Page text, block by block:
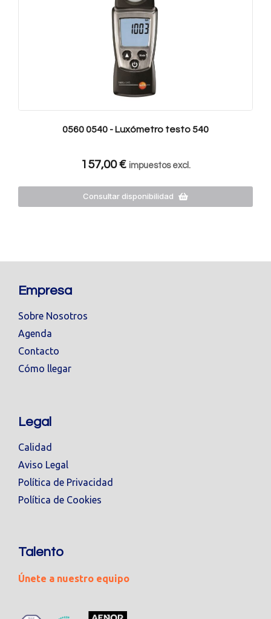
0560 0540 - Luxómetro testo 540
157,00€ impuestos excl.
Consultar disponibilidad
Empresa
Sobre Nosotros
Agenda
Contacto
Cómo llegar
Legal
Calidad
Aviso Legal
Política de Privacidad
Política de Cookies
Talento
Únete a nuestro equipo